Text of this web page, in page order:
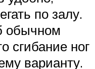
по залу.
обычном
сгибание ног
варианту.